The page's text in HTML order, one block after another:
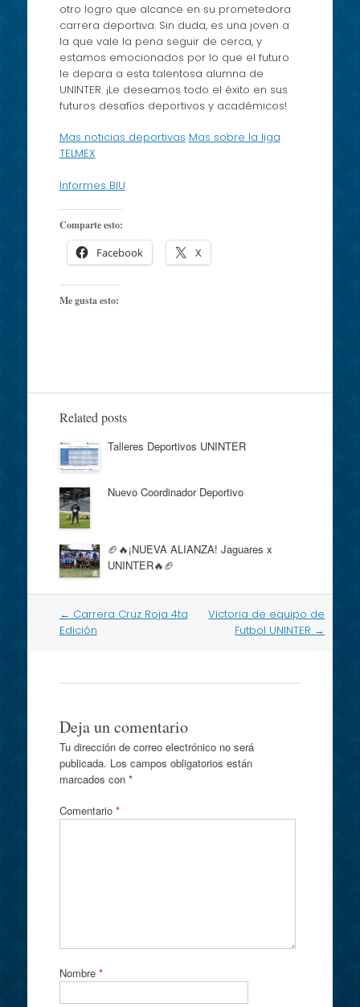
otro logro que alcance en su prometedora
carrera deportiva. Sin duda, es una joven a
la que vale la pena seguir de cerca, y
estamos emocionados por lo que el futuro
le depara a esta talentosa alumna de
UNINTER. ¡Le deseamos todo el éxito en sus
futuros desafíos deportivos y académicos!
Mas noticias deportivas Mas sobre la liga
TELMEX
Informes BIU
Comparte esto:
Facebook X
Me gusta esto:
Related posts
Talleres Deportivos UNINTER
Nuevo Coordinador Deportivo
🏈🔥¡NUEVA ALIANZA! Jaguares x
UNINTER🔥🏈
Post
navigation
← Carrera Cruz Roja 4ta
Edición
Victoria de equipo de
Futbol UNINTER →
Deja un comentario
Tu dirección de correo electrónico no será
publicada. Los campos obligatorios están
marcados con *
Comentario *
Nombre *